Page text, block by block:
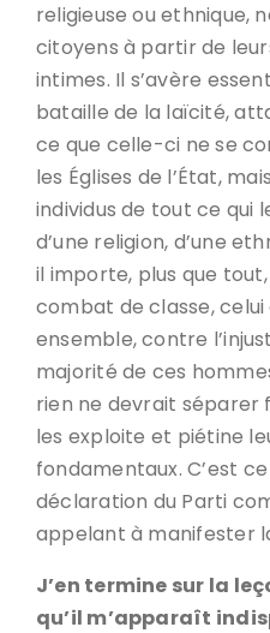
religieuse ou ethnique,
citoyens à partir de
intimes. Il s’avère
bataille de la laïcité,
ce que celle-ci ne se
les Églises de l’État,
individus de tout ce qui
d’une religion, d’une
il importe, plus que
combat de classe,
ensemble, contre
majorité de ces
rien ne devrait séparer
les exploite et piétine
fondamentaux. C’est
déclaration du Parti
appelant à manifester
J’en termine sur la
qu’il m’apparaît